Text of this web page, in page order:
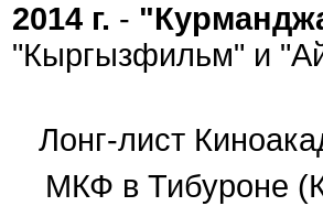
2014 г. -
"Кыргызфильм" и
Лонг-лист
МКФ в Тибуроне